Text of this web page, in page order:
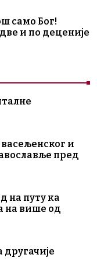
само Бог!
и по деценије
и
пред
на путу ка
на више од